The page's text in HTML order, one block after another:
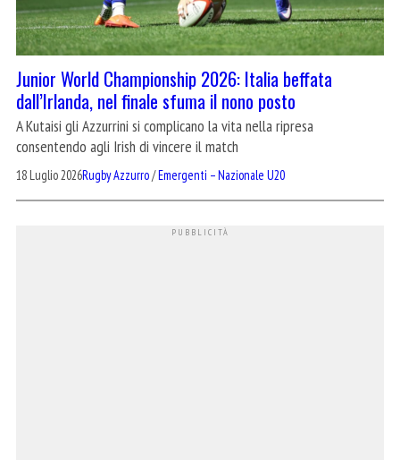
Junior World Championship 2026: Italia beffata
dall’Irlanda, nel finale sfuma il nono posto
A Kutaisi gli Azzurrini si complicano la vita nella ripresa
consentendo agli Irish di vincere il match
18 Luglio 2026Rugby Azzurro/Emergenti – Nazionale U20